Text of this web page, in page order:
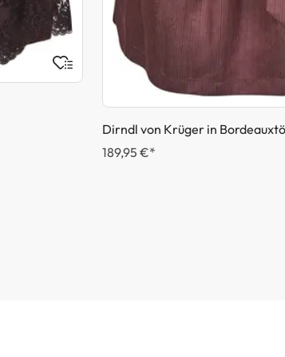
Dirndl von Krüger in
189,95 €*